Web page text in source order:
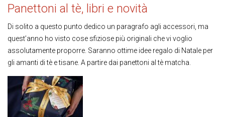
Panettoni al tè, libri e novità
Di solito a questo punto dedico un paragrafo agli accessori, ma
quest’anno ho visto cose sfiziose più originali che vi voglio
assolutamente proporre. Saranno ottime idee regalo di Natale per
gli amanti di tè e tisane. A partire dai panettoni al tè matcha.